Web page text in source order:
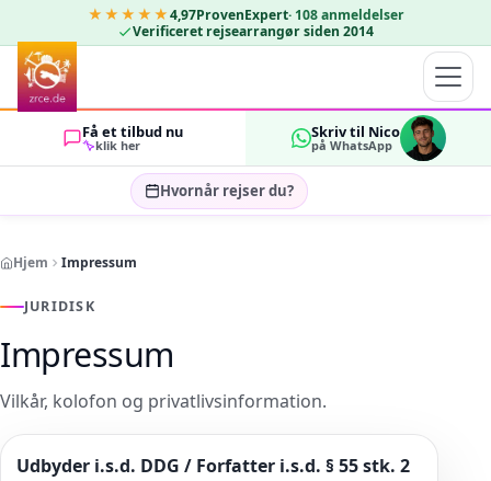
★★★★★4,97ProvenExpert· 108 anmeldelser
Verificeret rejsearrangør siden 2014
Få et tilbud nu
klik her
Skriv til Nico
på WhatsApp
Hvornår rejser du?
GÆSTER
Hjem Impressum
JURIDISK
Impressum
Vilkår, kolofon og privatlivsinformation.
Udbyder i.s.d. DDG / Forfatter i.s.d. § 55 stk. 2